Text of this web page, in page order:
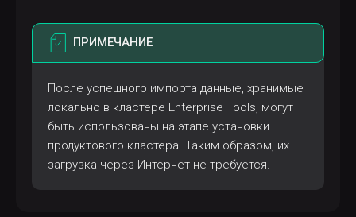
ПРИМЕЧАНИЕ
После успешного импорта данные, хранимые
локально в кластере Enterprise Tools, могут
быть использованы на этапе установки
продуктового кластера. Таким образом, их
загрузка через Интернет не требуется.